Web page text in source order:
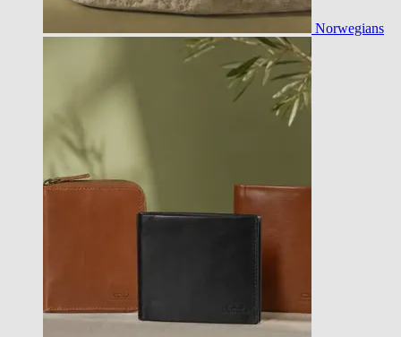
Norwegians